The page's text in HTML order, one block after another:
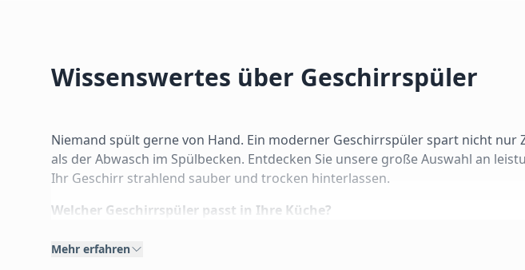
Wissenswertes über Geschirrspüler
Niemand spült gerne von Hand. Ein moderner Geschirrspüler spart nicht
als der Abwasch im Spülbecken. Entdecken Sie unsere große Auswahl an
Ihr Geschirr strahlend sauber und trocken hinterlassen.
Welcher Geschirrspüler passt in Ihre Küche?
Mehr erfahren